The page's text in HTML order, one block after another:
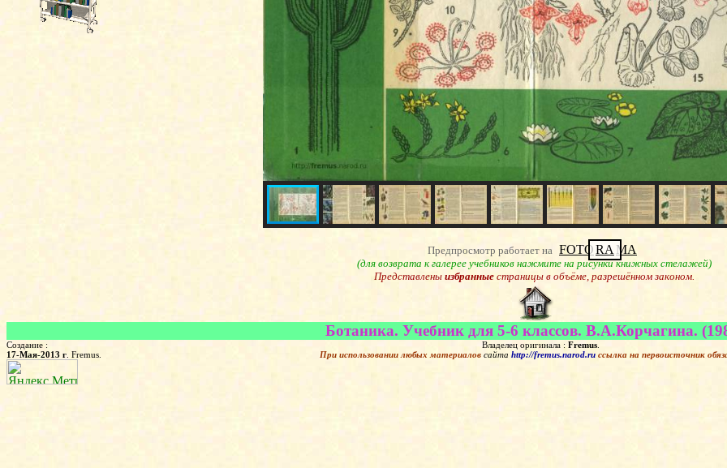
Предпросмотр работает на FOTORA MA
(для возврата к галерее учебников нажмите на рисунки книжных стелажей)
Представлены избранныестраницы в объёме, разрешённом законом.
Ботаника. Учебник для 5-6 классов. В.А.Корчагина.
Создание :
17-Мая-2013 г . Fremus.
Владелец оригинала : Fremus.
При использовании любых материаловсайта http://fremus.narod.ru ссылка на первоисточник